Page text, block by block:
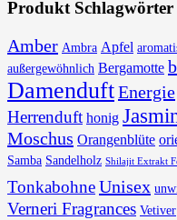
Produkt Schlagwörter
Amber Ambra Apfel
außergewöhnlich Bergamotte
DamenduftEnergie
Herrenduft honig
Moschus Orangenblüte
Samba Sandelholz Shilajit Extrakt
TonkabohneUnisex
Verneri Fragrances Vetiver